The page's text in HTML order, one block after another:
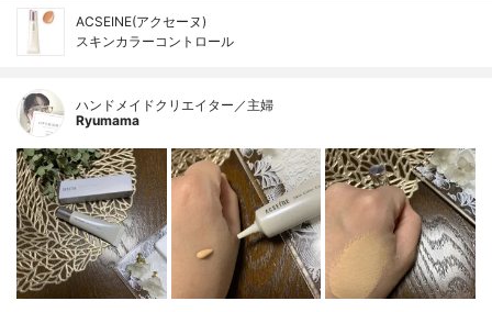
ACSEINE(アクセーヌ)
スキンカラーコントロール
ハンドメイドクリエイター／主婦
Ryumama